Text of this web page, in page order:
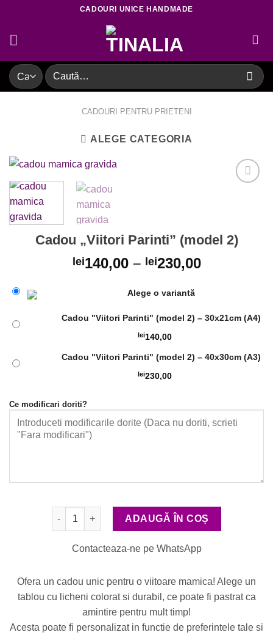
content
CADOURI UNICE HANDMADE
Caută
după:
CADOURI PENTRU PRIETENI
ALEGE CATEGORIA
Cadou „Viitori Parinti” (model 2)
lei140,00– lei230,00
Alege o variantă
Cadou "Viitori Parinti" (model 2) – 30x21cm (A4)
lei140,00
Cadou "Viitori Parinti" (model 2) – 40x30cm (A3)
lei230,00
Ce modificari doriti?
Cantitate Cadou "Viitori Parinti" (model 2)
ADAUGĂ ÎN COȘ
Contacteaza-ne pe WhatsApp
Ofera un cadou unic pentru o viitoare mamica! Alege un
tablou cu licheni colorat si durabil, ce poate fi pastrat ca
amintire pentru mult timp!
Acesta poate fi personalizat in functie de preferintele tale si